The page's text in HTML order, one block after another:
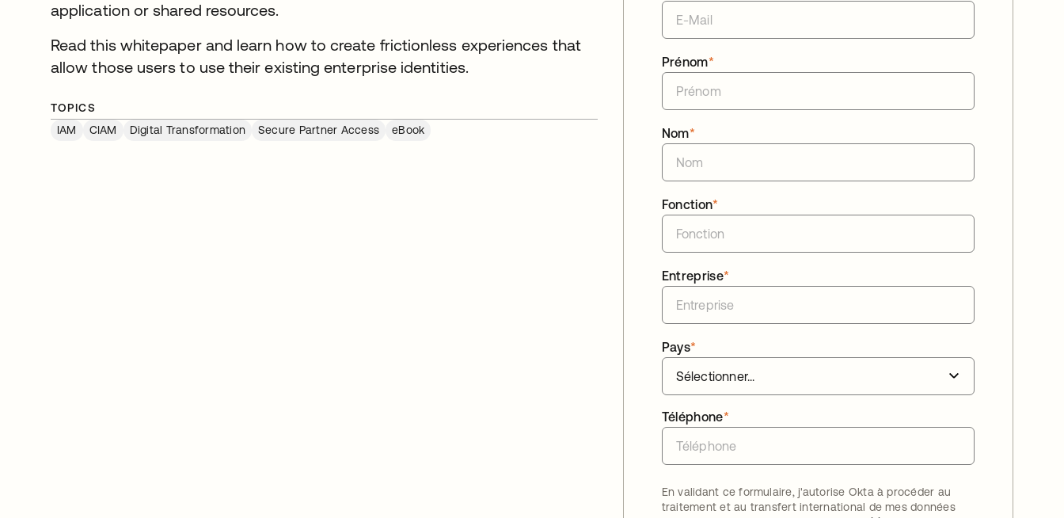
application or shared resources.
Read this whitepaper and learn how to create frictionless experiences that
allow those users to use their existing enterprise identities.
TOPICS
IAM
CIAM Digital Transformation Secure Partner Access eBook
*
Prénom
*
Nom
*
Fonction
*
Entreprise
*
Pays
*
Téléphone
En validant ce formulaire, j'autorise Okta à procéder au
traitement et au transfert international de mes données